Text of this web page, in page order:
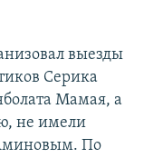
выезды
Серика
Мамая, а
не имели
По